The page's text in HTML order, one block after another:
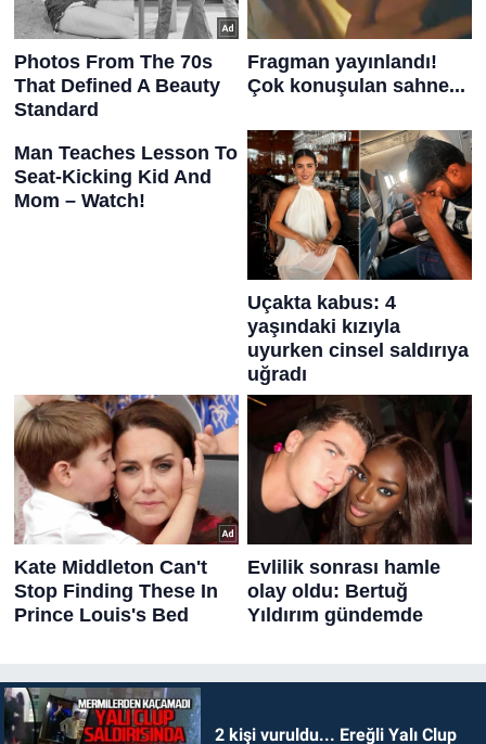
2 kişi vuruldu... Ereğli Yalı Clup